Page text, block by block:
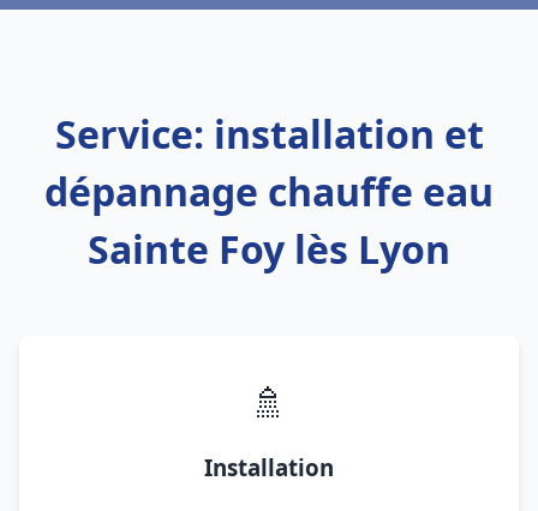
Service: installation et
dépannage chauffe eau
Sainte Foy lès Lyon
🚿
Installation